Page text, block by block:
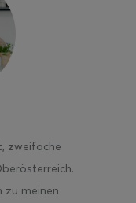
zweifache
zu meinen